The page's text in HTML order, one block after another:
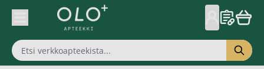
Skip to Content